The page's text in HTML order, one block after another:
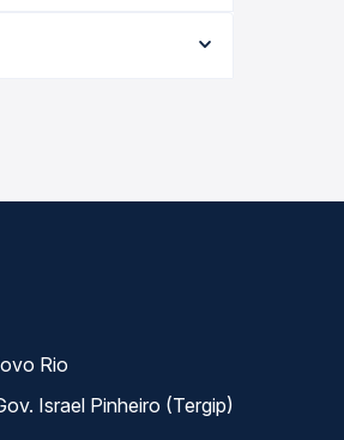
real e garante a melhor
Rio
Israel Pinheiro (Tergip)